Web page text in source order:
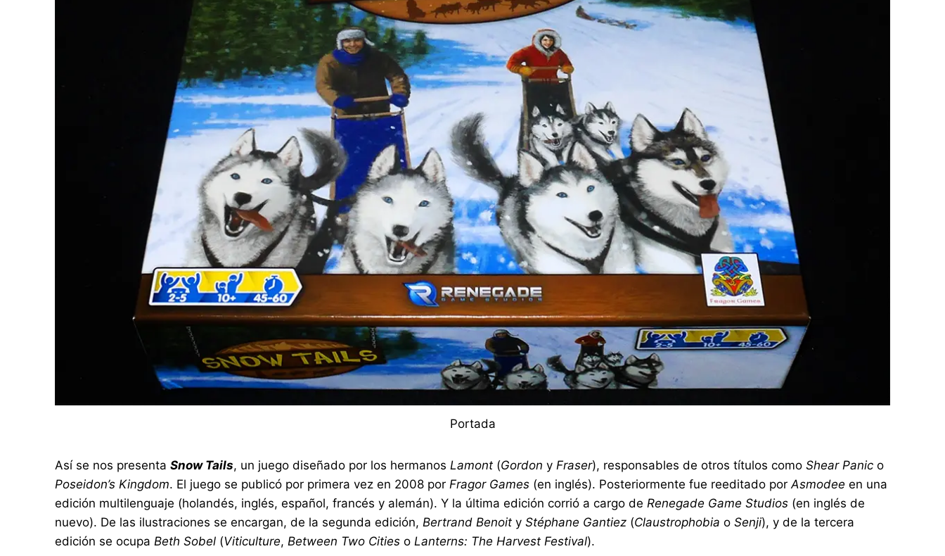
Portada
Así se nos presentaSnow Tails, un juego diseñado por los hermanosLamont (Gordon yFraser), responsables de otros títulos comoShear Panic o
Poseidon’s Kingdom. El juego se publicó por primera vez en 2008 porFragor Games (en inglés). Posteriormente fue reeditado porAsmodee en una
edición multilenguaje (holandés, inglés, español, francés y alemán). Y la última edición corrió a cargo deRenegade Game Studios (en inglés de
nuevo). De las ilustraciones se encargan, de la segunda edición,Bertrand Benoit yStéphane Gantiez (Claustrophobia oSenji), y de la tercera
edición se ocupaBeth Sobel (Viticulture,Between Two Cities oLanterns: The Harvest Festival).